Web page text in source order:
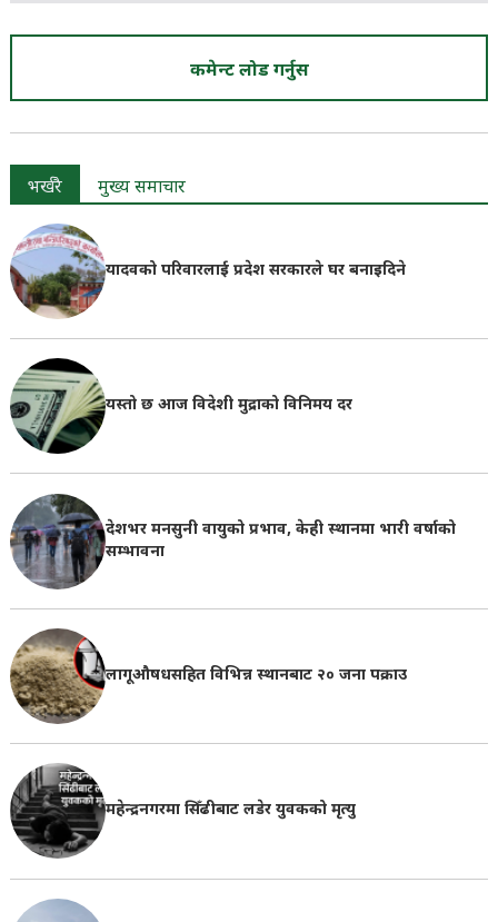
कमेन्ट लोड गर्नुस
भर्खरै मुख्य समाचार
यादवको परिवारलाई प्रदेश सरकारले घर बनाइदिने
यस्तो छ आज विदेशी मुद्राको विनिमय दर
देशभर मनसुनी वायुको प्रभाव, केही स्थानमा भारी वर्षाको
सम्भावना
लागूऔषधसहित विभिन्न स्थानबाट २० जना पक्राउ
महेन्द्रनगरमा सिँढीबाट लडेर युवकको मृत्यु